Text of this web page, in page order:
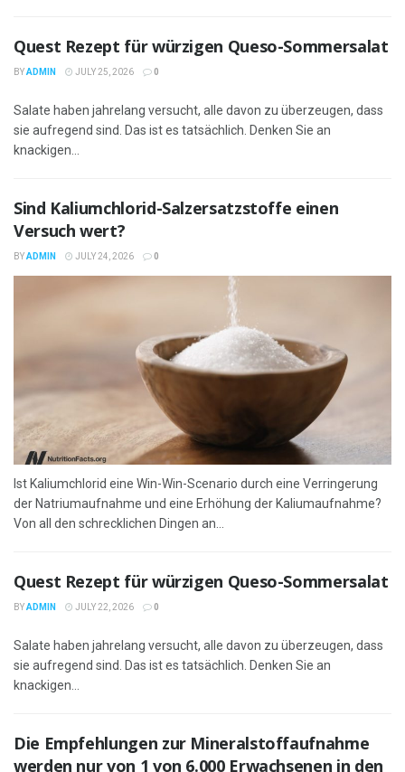
Quest Rezept für würzigen Queso-Sommersalat
BYADMIN JULY 25, 2026 0
Salate haben jahrelang versucht, alle davon zu überzeugen, dass
sie aufregend sind. Das ist es tatsächlich. Denken Sie an
knackigen...
Sind Kaliumchlorid-Salzersatzstoffe einen
Versuch wert?
BYADMIN JULY 24, 2026 0
Ist Kaliumchlorid eine Win-Win-Scenario durch eine Verringerung
der Natriumaufnahme und eine Erhöhung der Kaliumaufnahme?
Von all den schrecklichen Dingen an...
Quest Rezept für würzigen Queso-Sommersalat
BYADMIN JULY 22, 2026 0
Salate haben jahrelang versucht, alle davon zu überzeugen, dass
sie aufregend sind. Das ist es tatsächlich. Denken Sie an
knackigen...
Die Empfehlungen zur Mineralstoffaufnahme
werden nur von 1 von 6.000 Erwachsenen in den